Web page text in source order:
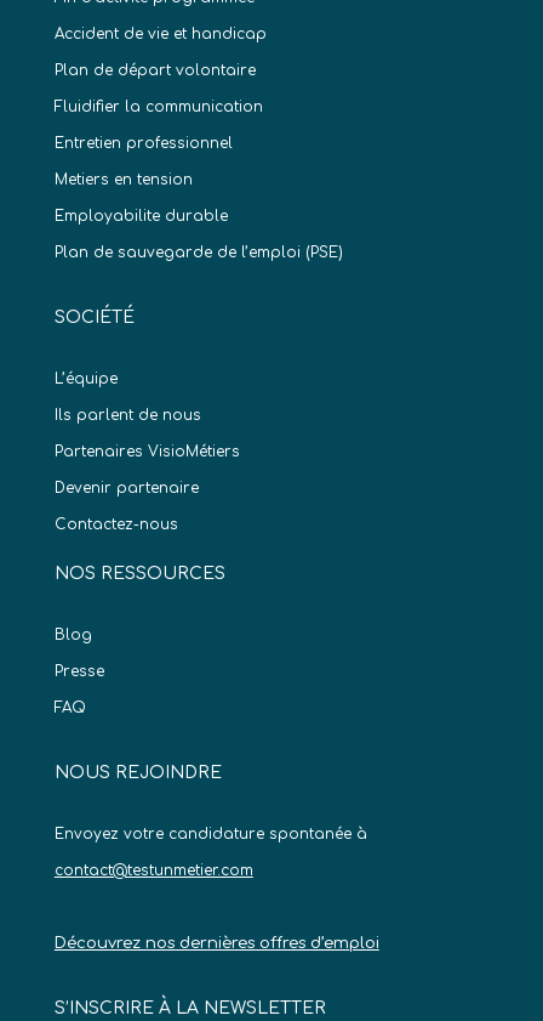
Accident de vie et handicap
Plan de départ volontaire
Fluidifier la communication
Entretien professionnel
Metiers en tension
Employabilite durable
Plan de sauvegarde de l’emploi (PSE)
SOCIÉTÉ
L’équipe
Ils parlent de nous
Partenaires VisioMétiers
Devenir partenaire
Contactez-nous
NOS RESSOURCES
Blog
Presse
FAQ
NOUS REJOINDRE
Envoyez votre candidature spontanée à
contact@testunmetier.com
Découvrez nos dernières offres d’emploi
S’INSCRIRE À LA NEWSLETTER